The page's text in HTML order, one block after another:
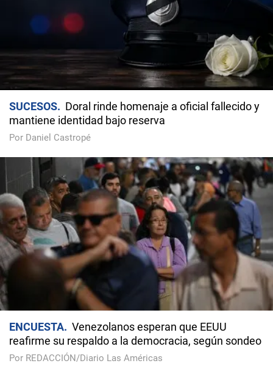
SUCESOS
Doral rinde homenaje a oficial fallecido y
mantiene identidad bajo reserva
Por Daniel Castropé
ENCUESTA
Venezolanos esperan que EEUU
reafirme su respaldo a la democracia, según sondeo
Por REDACCIÓN/Diario Las Américas